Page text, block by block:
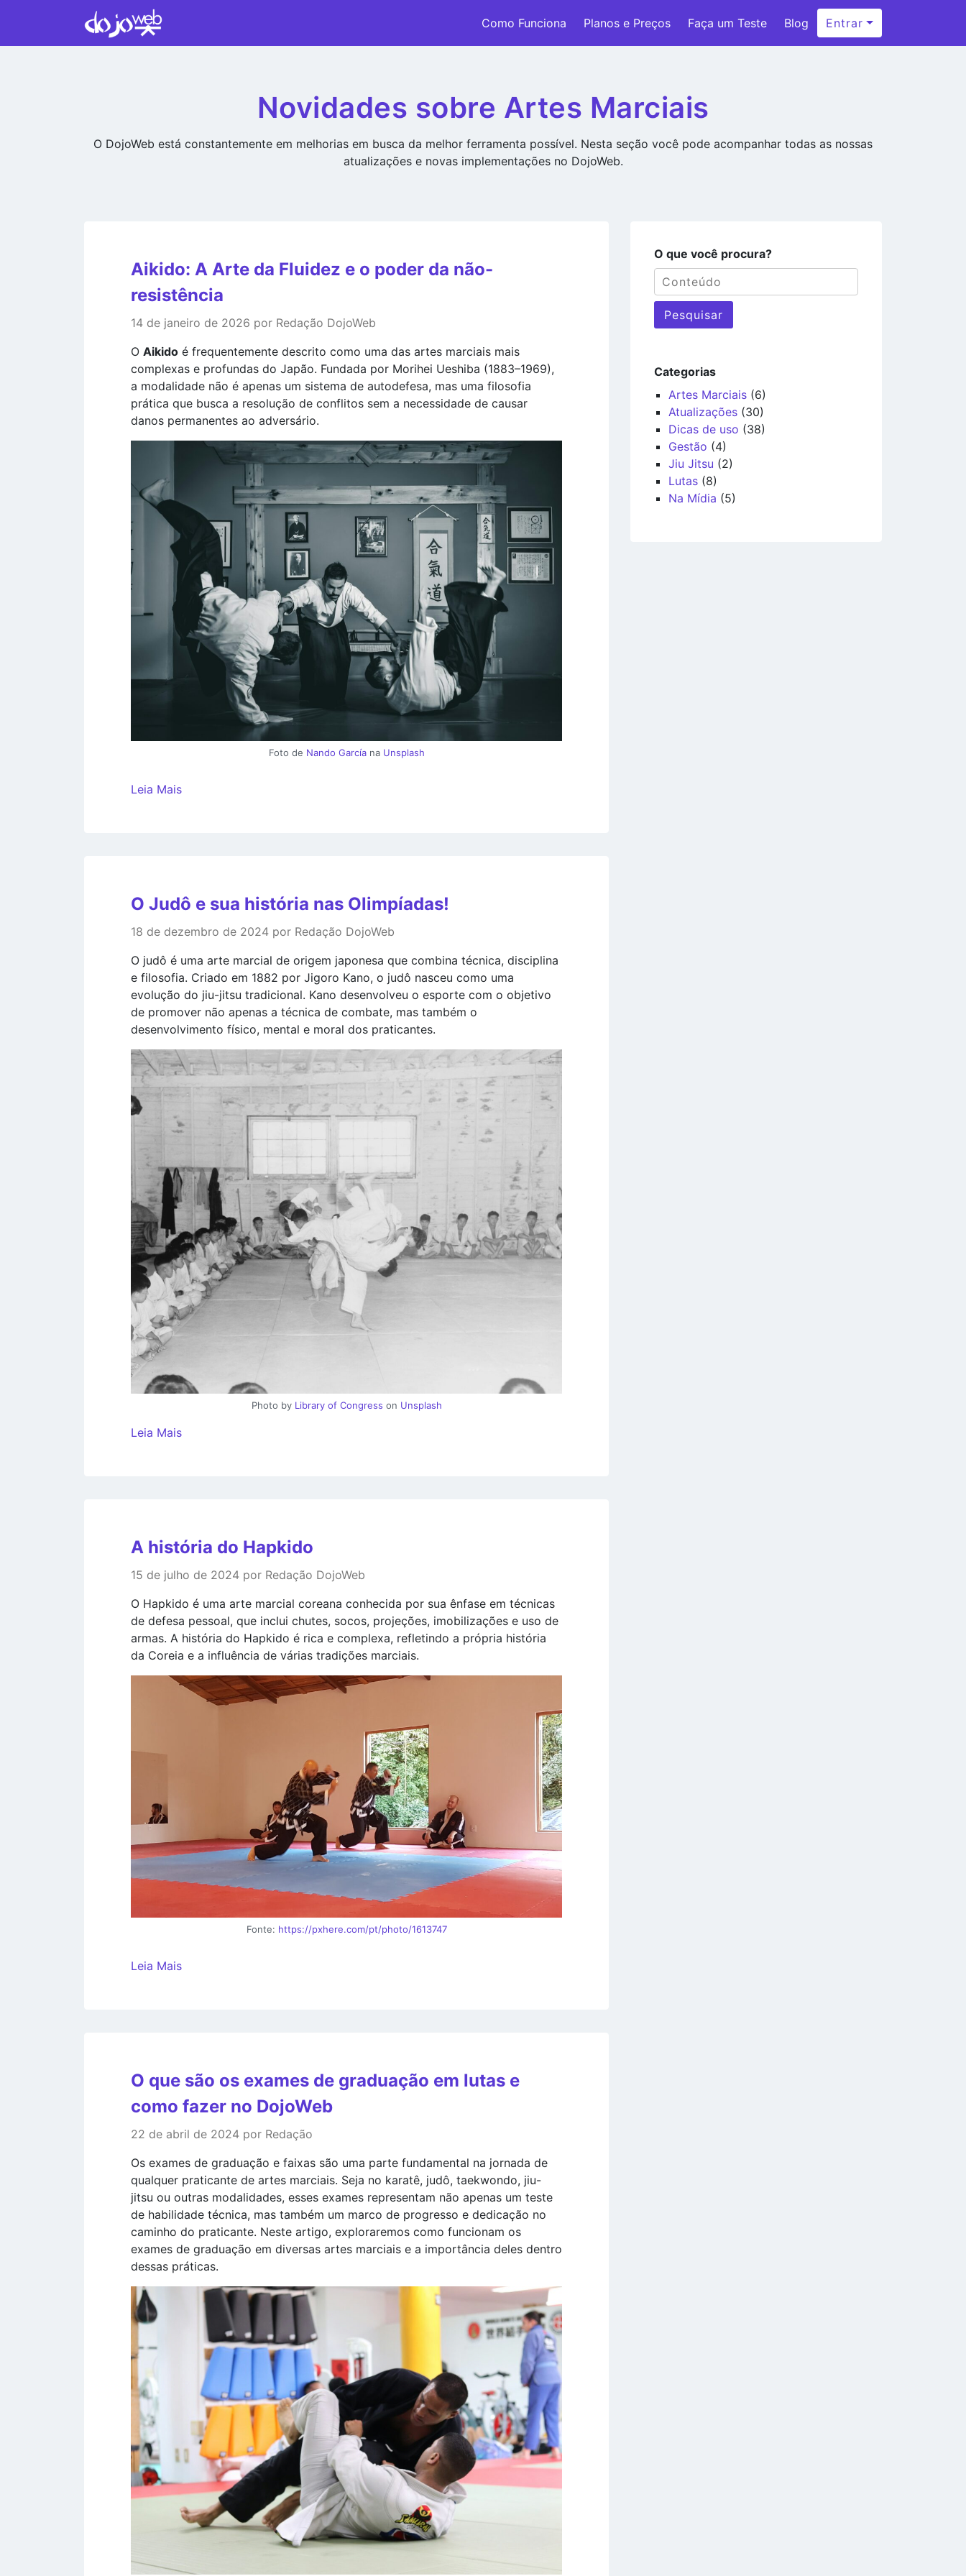
Como Funciona Planos e Preços Faça um Teste Blog Entrar
Novidades sobre Artes Marciais
O DojoWeb está constantemente em melhorias em busca da melhor ferramenta possível. Nesta seção você pode acompanhar todas as nossas
atualizações e novas implementações no DojoWeb.
Aikido: A Arte da Fluidez e o poder da não-
resistência
14 de janeiro de 2026 por Redação DojoWeb
O Aikido é frequentemente descrito como uma das artes marciais mais
complexas e profundas do Japão. Fundada por Morihei Ueshiba (1883–1969),
a modalidade não é apenas um sistema de autodefesa, mas uma filosofia
prática que busca a resolução de conflitos sem a necessidade de causar
danos permanentes ao adversário.
Foto de Nando Garcíana Unsplash
Leia Mais
O Judô e sua história nas Olimpíadas!
18 de dezembro de 2024 por Redação DojoWeb
O judô é uma arte marcial de origem japonesa que combina técnica, disciplina
e filosofia. Criado em 1882 por Jigoro Kano, o judô nasceu como uma
evolução do jiu-jitsu tradicional. Kano desenvolveu o esporte com o objetivo
de promover não apenas a técnica de combate, mas também o
desenvolvimento físico, mental e moral dos praticantes.
Photo by Library of Congress on Unsplash
Leia Mais
A história do Hapkido
15 de julho de 2024 por Redação DojoWeb
O Hapkido é uma arte marcial coreana conhecida por sua ênfase em técnicas
de defesa pessoal, que inclui chutes, socos, projeções, imobilizações e uso de
armas. A história do Hapkido é rica e complexa, refletindo a própria história
da Coreia e a influência de várias tradições marciais.
Fonte: https://pxhere.com/pt/photo/1613747
Leia Mais
O que são os exames de graduação em lutas e
como fazer no DojoWeb
22 de abril de 2024 por Redação
Os exames de graduação e faixas são uma parte fundamental na jornada de
qualquer praticante de artes marciais. Seja no karatê, judô, taekwondo, jiu-
jitsu ou outras modalidades, esses exames representam não apenas um teste
de habilidade técnica, mas também um marco de progresso e dedicação no
caminho do praticante. Neste artigo, exploraremos como funcionam os
exames de graduação em diversas artes marciais e a importância deles dentro
dessas práticas.
O que você procura?
Pesquisar
Categorias
Artes Marciais (6)
Atualizações (30)
Dicas de uso (38)
Gestão (4)
Jiu Jitsu (2)
Lutas (8)
Na Mídia (5)